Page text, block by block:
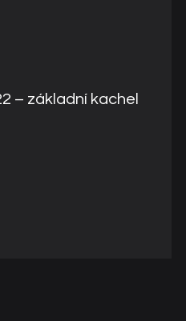
– základní kachel